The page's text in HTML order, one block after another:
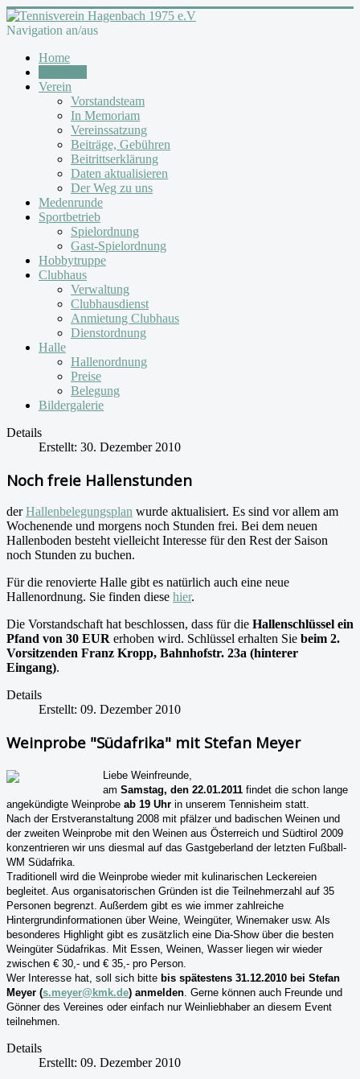
Navigation an/aus
Home
Verein
Vorstandsteam
In Memoriam
Vereinssatzung
Beiträge, Gebühren
Beitrittserklärung
Daten aktualisieren
Der Weg zu uns
Medenrunde
Sportbetrieb
Spielordnung
Gast-Spielordnung
Hobbytruppe
Clubhaus
Verwaltung
Clubhausdienst
Anmietung Clubhaus
Dienstordnung
Halle
Hallenordnung
Preise
Belegung
Bildergalerie
Details
Erstellt: 30. Dezember 2010
Noch freie Hallenstunden
derHallenbelegungsplan wurde aktualisiert. Es sind vor allem am
Wochenende und morgens noch Stunden frei. Bei dem neuen
Hallenboden besteht vielleicht Interesse für den Rest der Saison
noch Stunden zu buchen.
Für die renovierte Halle gibt es natürlich auch eine neue
Hallenordnung. Sie finden diese hier.
Die Vorstandschaft hat beschlossen, dass für die Hallenschlüssel ein
Pfand von 30 EUR erhoben wird. Schlüssel erhalten Sie beim 2.
Vorsitzenden Franz Kropp, Bahnhofstr. 23a (hinterer
Eingang).
Details
Erstellt: 09. Dezember 2010
Weinprobe "Südafrika" mit Stefan Meyer
Liebe Weinfreunde,
am Samstag, den 22.01.2011 findet die schon lange
angekündigte Weinprobe ab 19 Uhr in unserem Tennisheim statt.
Nach der Erstveranstaltung 2008 mit pfälzer und badischen Weinen und
der zweiten Weinprobe mit den Weinen aus Österreich und Südtirol 2009
konzentrieren wir uns diesmal auf das Gastgeberland der letzten Fußball-
WM Südafrika.
Traditionell wird die Weinprobe wieder mit kulinarischen Leckereien
begleitet. Aus organisatorischen Gründen ist die Teilnehmerzahl auf 35
Personen begrenzt. Außerdem gibt es wie immer zahlreiche
Hintergrundinformationen über Weine, Weingüter, Winemaker usw. Als
besonderes Highlight gibt es zusätzlich eine Dia-Show über die besten
Weingüter Südafrikas. Mit Essen, Weinen, Wasser liegen wir wieder
zwischen € 30,- und € 35,- pro Person.
Wer Interesse hat, soll sich bitte bis spätestens 31.12.2010 bei Stefan
Meyer (s.meyer@kmk.de) anmelden . Gerne können auch Freunde und
Gönner des Vereines oder einfach nur Weinliebhaber an diesem Event
teilnehmen.
Details
Erstellt: 09. Dezember 2010